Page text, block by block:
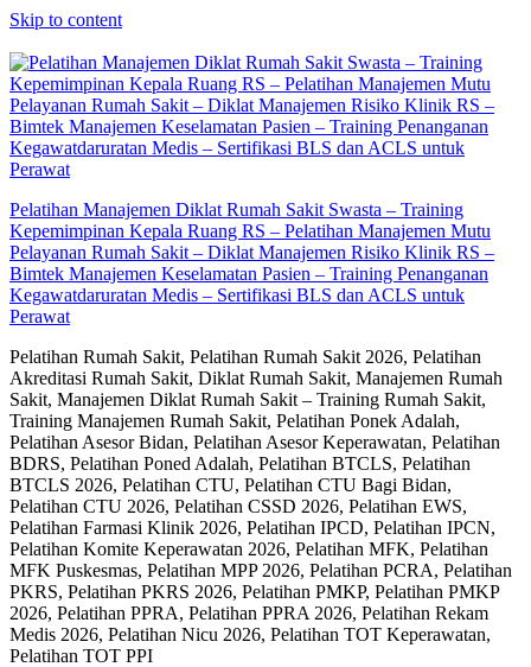
Skip to content
Pelatihan Manajemen Diklat Rumah Sakit Swasta – Training
Kepemimpinan Kepala Ruang RS – Pelatihan Manajemen Mutu
Pelayanan Rumah Sakit – Diklat Manajemen Risiko Klinik RS –
Bimtek Manajemen Keselamatan Pasien – Training Penanganan
Kegawatdaruratan Medis – Sertifikasi BLS dan ACLS untuk
Perawat
Pelatihan Rumah Sakit, Pelatihan Rumah Sakit 2026, Pelatihan
Akreditasi Rumah Sakit, Diklat Rumah Sakit, Manajemen Rumah
Sakit, Manajemen Diklat Rumah Sakit – Training Rumah Sakit,
Training Manajemen Rumah Sakit, Pelatihan Ponek Adalah,
Pelatihan Asesor Bidan, Pelatihan Asesor Keperawatan, Pelatihan
BDRS, Pelatihan Poned Adalah, Pelatihan BTCLS, Pelatihan
BTCLS 2026, Pelatihan CTU, Pelatihan CTU Bagi Bidan,
Pelatihan CTU 2026, Pelatihan CSSD 2026, Pelatihan EWS,
Pelatihan Farmasi Klinik 2026, Pelatihan IPCD, Pelatihan IPCN,
Pelatihan Komite Keperawatan 2026, Pelatihan MFK, Pelatihan
MFK Puskesmas, Pelatihan MPP 2026, Pelatihan PCRA, Pelatihan
PKRS, Pelatihan PKRS 2026, Pelatihan PMKP, Pelatihan PMKP
2026, Pelatihan PPRA, Pelatihan PPRA 2026, Pelatihan Rekam
Medis 2026, Pelatihan Nicu 2026, Pelatihan TOT Keperawatan,
Pelatihan TOT PPI